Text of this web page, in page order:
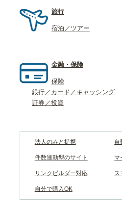
旅行
宿泊／ツアー
金融・保険
保険
銀行／カード／キャッシング
証券／投資
法人のみと提携 自
件数連動型のサイト マ
リンクビルダー対応 ス
自分で購入OK